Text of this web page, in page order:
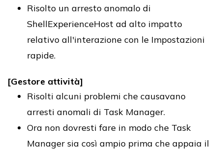
Risolto un arresto anomalo di
ShellExperienceHost ad alto impatto
relativo all'interazione con le Impostazioni
rapide.
[Gestore attività]
Risolti alcuni problemi che causavano
arresti anomali di Task Manager.
Ora non dovresti fare in modo che Task
Manager sia così ampio prima che appaia il